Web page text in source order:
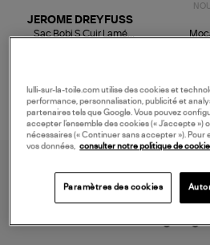
JEROME DREYFUSS
Sac Bobi S Cuir Lamé
lulli-sur-la-toile.com utilise des cookies et
performance, personnalisation, publicité et
partenaires tels que Google. Vous pouvez
accepter l’ensemble des cookies (« J’accepte
nécessaires (« Continuer sans accepter »). Pour
vos données,
consulter notre politique de
Paramètres des cookies